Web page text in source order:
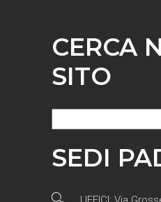
CERCA
SITO
SEDI